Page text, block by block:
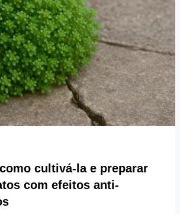
cultivá-la e preparar
com efeitos anti-